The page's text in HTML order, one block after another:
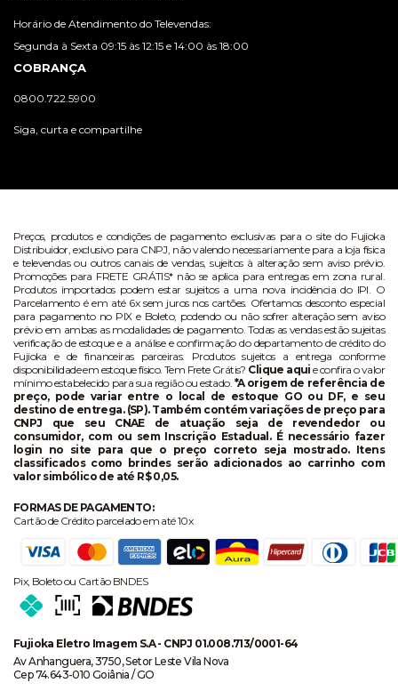
Horário de Atendimento do Televendas:
Segunda à Sexta 09:15 às 12:15 e 14:00 às 18:00
COBRANÇA
0800.722.5900
Siga, curta e compartilhe
Preços, produtos e condições de pagamento exclusivas para o site do Fujioka
Distribuidor, exclusivo para CNPJ, não valendo necessariamente para a loja física
e televendas ou outros canais de vendas, sujeitos à alteração sem aviso prévio.
Promoções para FRETE GRÁTIS* não se aplica para entregas em zona rural.
Produtos importados podem estar sujeitos a uma nova incidência do IPI. O
Parcelamento é em até 6x sem juros nos cartões. Ofertamos desconto especial
para pagamento no PIX e Boleto, podendo ou não sofrer alteração sem aviso
prévio em ambas as modalidades de pagamento. Todas as vendas estão sujeitas
verificação de estoque e a análise e confirmação do departamento de crédito do
Fujioka e de financeiras parceiras. Produtos sujeitos a entrega conforme
disponibilidade em estoque físico. Tem Frete Grátis? Clique aqui e confira o valor
mínimo estabelecido para sua região ou estado. *A origem de referência de
preço, pode variar entre o local de estoque GO ou DF, e seu
destino de entrega. (SP). Também contém variações de preço para
CNPJ que seu CNAE de atuação seja de revendedor ou
consumidor, com ou sem Inscrição Estadual. É necessário fazer
login no site para que o preço correto seja mostrado. Itens
classificados como brindes serão adicionados ao carrinho com
valor simbólico de até R$ 0,05.
FORMAS DE PAGAMENTO:
Cartão de Crédito parcelado em até 10x
Pix, Boleto ou Cartão BNDES
Fujioka Eletro Imagem S.A - CNPJ 01.008.713/0001-64
Av Anhanguera, 3750, Setor Leste Vila Nova
Cep 74.643-010 Goiânia / GO